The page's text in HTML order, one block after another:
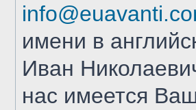
имени в
Иван
нас имеется